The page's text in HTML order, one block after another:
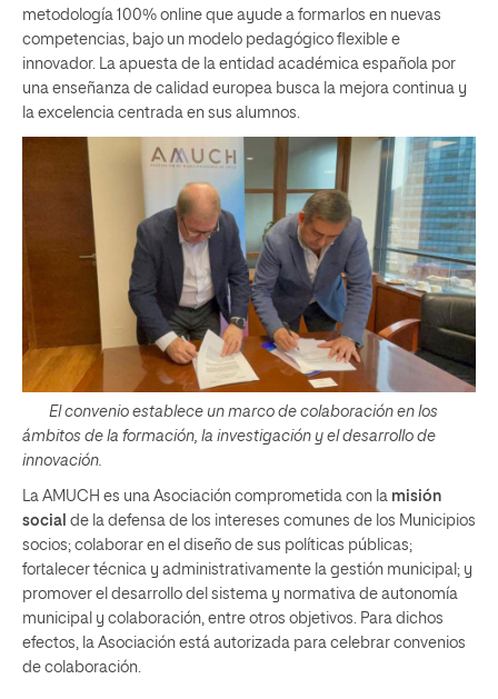
metodología 100% online que ayude a formarlos en nuevas
competencias, bajo un modelo pedagógico flexible e
innovador. La apuesta de la entidad académica española por
una enseñanza de calidad europea busca la mejora continua y
la excelencia centrada en sus alumnos.
El convenio establece un marco de colaboración en los
ámbitos de la formación, la investigación y el desarrollo de
innovación.
La AMUCH es una Asociación comprometida con la misión
social de la defensa de los intereses comunes de los Municipios
socios; colaborar en el diseño de sus políticas públicas;
fortalecer técnica y administrativamente la gestión municipal; y
promover el desarrollo del sistema y normativa de autonomía
municipal y colaboración, entre otros objetivos. Para dichos
efectos, la Asociación está autorizada para celebrar convenios
de colaboración.